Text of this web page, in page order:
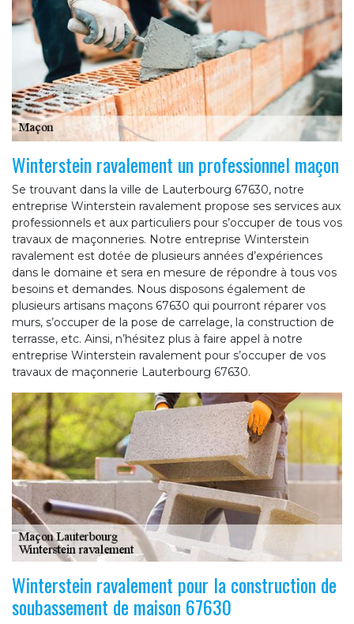
Winterstein ravalement un professionnel maçon
Se trouvant dans la ville de Lauterbourg 67630, notre
entreprise Winterstein ravalement propose ses services aux
professionnels et aux particuliers pour s’occuper de tous vos
travaux de maçonneries. Notre entreprise Winterstein
ravalement est dotée de plusieurs années d’expériences
dans le domaine et sera en mesure de répondre à tous vos
besoins et demandes. Nous disposons également de
plusieurs artisans maçons 67630 qui pourront réparer vos
murs, s’occuper de la pose de carrelage, la construction de
terrasse, etc. Ainsi, n’hésitez plus à faire appel à notre
entreprise Winterstein ravalement pour s’occuper de vos
travaux de maçonnerie Lauterbourg 67630.
Winterstein ravalement pour la construction de
soubassement de maison 67630